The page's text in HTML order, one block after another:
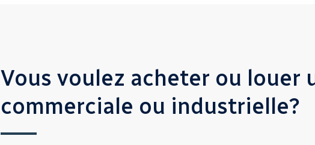
Vous voulez acheter ou louer
commerciale ou industrielle?